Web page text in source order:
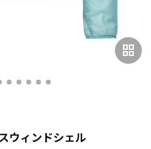
grid_view
ウィンドシェル